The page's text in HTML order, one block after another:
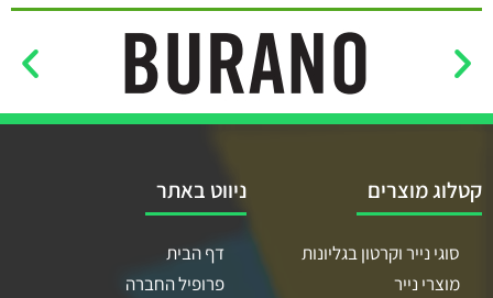
קטלוג מוצרים
סוגי נייר וקרטון בגליונות
מוצרי נייר
ניווט באתר
דף הבית
פרופיל החברה